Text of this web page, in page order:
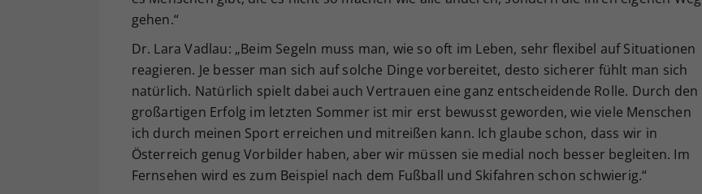
gehen.“
Dr. Lara Vadlau: „Beim Segeln muss man, wie so oft im Leben, sehr flexibel auf Situationen
reagieren. Je besser man sich auf solche Dinge vorbereitet, desto sicherer fühlt man sich
natürlich. Natürlich spielt dabei auch Vertrauen eine ganz entscheidende Rolle. Durch den
großartigen Erfolg im letzten Sommer ist mir erst bewusst geworden, wie viele Menschen
ich durch meinen Sport erreichen und mitreißen kann. Ich glaube schon, dass wir in
Österreich genug Vorbilder haben, aber wir müssen sie medial noch besser begleiten. Im
Fernsehen wird es zum Beispiel nach dem Fußball und Skifahren schon schwierig.“